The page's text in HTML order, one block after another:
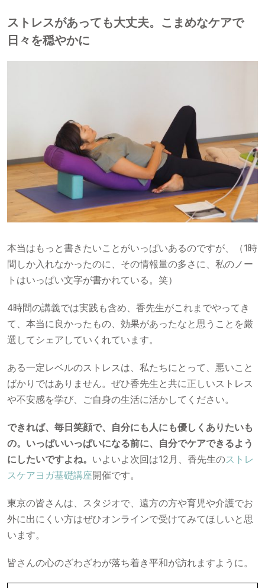
ストレスがあっても大丈夫。こまめなケアで
日々を穏やかに
本当はもっと書きたいことがいっぱいあるのですが、（1時
間しか入れなかったのに、その情報量の多さに、私のノー
トはいっぱい文字が書かれている。笑）
4時間の講義では実践も含め、香先生がこれまでやってき
て、本当に良かったもの、効果があったなと思うことを厳
選してシェアしていくれています。
ある一定レベルのストレスは、私たちにとって、悪いこと
ばかりではありません。ぜひ香先生と共に正しいストレス
や不安感を学び、ご自身の生活に活かしてください。
できれば、毎日笑顔で、自分にも人にも優しくありたいも
の。いっぱいいっぱいになる前に、自分でケアできるよう
にしたいですよね。 いよいよ次回は12月、香先生のストレ
スケアヨガ基礎講座開催です。
東京の皆さんは、スタジオで、遠方の方や育児や介護でお
外に出にくい方はぜひオンラインで受けてみてほしいと思
います。
皆さんの心のざわざわが落ち着き平和が訪れますように。